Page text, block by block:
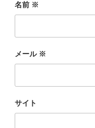
名前 ※
メール ※
サイト